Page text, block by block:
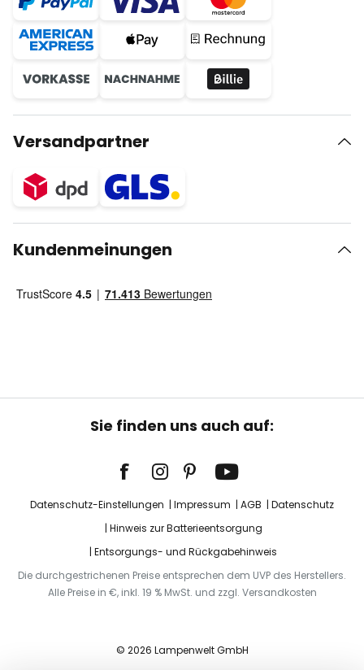
Versandpartner
Kundenmeinungen
Sie finden uns auch auf:
Datenschutz-Einstellungen Impressum AGB
Datenschutz
Hinweis zur Batterieentsorgung
Entsorgungs- und Rückgabehinweis
Die durchgestrichenen Preise entsprechen dem UVP des Herstellers.
Alle Preise in €, inkl. 19 % MwSt. und zzgl. Versandkosten
© 2026 Lampenwelt GmbH